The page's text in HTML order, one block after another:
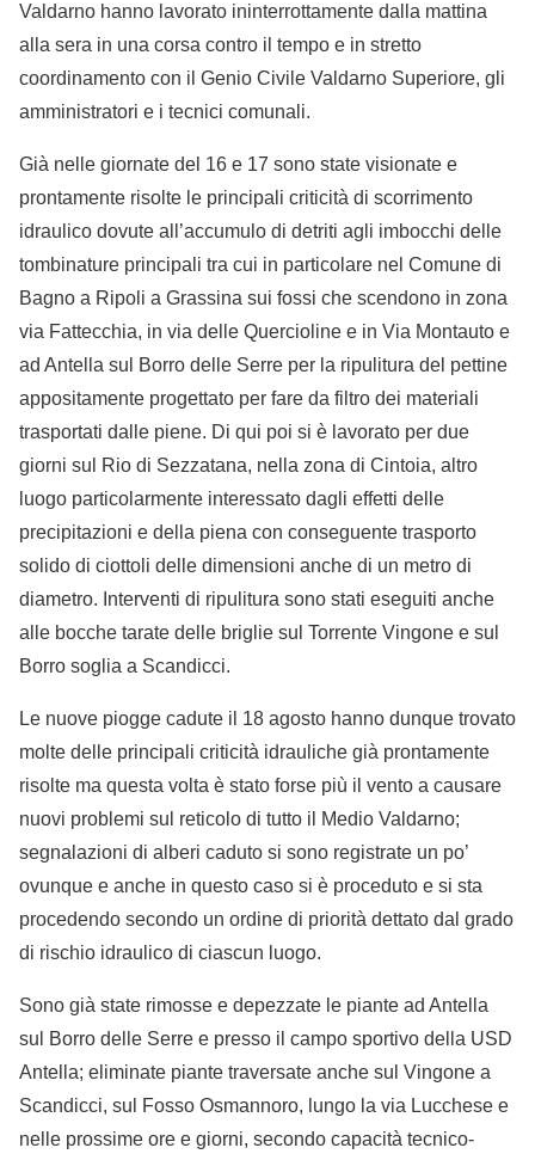
Valdarno hanno lavorato ininterrottamente dalla mattina
alla sera in una corsa contro il tempo e in stretto
coordinamento con il Genio Civile Valdarno Superiore, gli
amministratori e i tecnici comunali.
Già nelle giornate del 16 e 17 sono state visionate e
prontamente risolte le principali criticità di scorrimento
idraulico dovute all’accumulo di detriti agli imbocchi delle
tombinature principali tra cui in particolare nel Comune di
Bagno a Ripoli a Grassina sui fossi che scendono in zona
via Fattecchia, in via delle Quercioline e in Via Montauto e
ad Antella sul Borro delle Serre per la ripulitura del pettine
appositamente progettato per fare da filtro dei materiali
trasportati dalle piene. Di qui poi si è lavorato per due
giorni sul Rio di Sezzatana, nella zona di Cintoia, altro
luogo particolarmente interessato dagli effetti delle
precipitazioni e della piena con conseguente trasporto
solido di ciottoli delle dimensioni anche di un metro di
diametro. Interventi di ripulitura sono stati eseguiti anche
alle bocche tarate delle briglie sul Torrente Vingone e sul
Borro soglia a Scandicci.
Le nuove piogge cadute il 18 agosto hanno dunque trovato
molte delle principali criticità idrauliche già prontamente
risolte ma questa volta è stato forse più il vento a causare
nuovi problemi sul reticolo di tutto il Medio Valdarno;
segnalazioni di alberi caduto si sono registrate un po’
ovunque e anche in questo caso si è proceduto e si sta
procedendo secondo un ordine di priorità dettato dal grado
di rischio idraulico di ciascun luogo.
Sono già state rimosse e depezzate le piante ad Antella
sul Borro delle Serre e presso il campo sportivo della USD
Antella; eliminate piante traversate anche sul Vingone a
Scandicci, sul Fosso Osmannoro, lungo la via Lucchese e
nelle prossime ore e giorni, secondo capacità tecnico-